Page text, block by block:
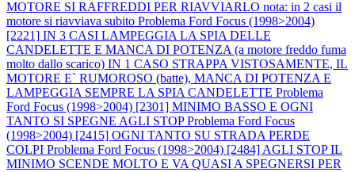
MOTORE SI RAFFREDDI PER RIAVVIARLO nota: in 2 casi il
motore si riavviava subito Problema Ford Focus (1998>2004)
[2221] IN 3 CASI LAMPEGGIA LA SPIA DELLE
CANDELETTE E MANCA DI POTENZA (a motore freddo fuma
molto dallo scarico) IN 1 CASO STRAPPA VISTOSAMENTE, IL
MOTORE E` RUMOROSO (batte), MANCA DI POTENZA E
LAMPEGGIA SEMPRE LA SPIA CANDELETTE Problema
Ford Focus (1998>2004) [2301] MINIMO BASSO E OGNI
TANTO SI SPEGNE AGLI STOPProblema Ford Focus
(1998>2004) [2415] OGNI TANTO SU STRADA PERDE
COLPI Problema Ford Focus (1998>2004) [2484] AGLI STOP IL
MINIMO SCENDE MOLTO E VA QUASI A SPEGNERSI PER